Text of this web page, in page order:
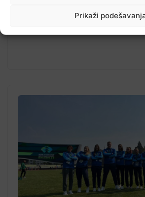
Prikaži